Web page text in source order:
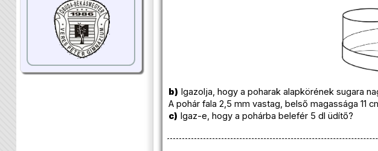
b) Igazolja, hogy a poharak alapkörének sugara
A pohár fala 2,5 mm vastag, belső magassága 11
c) Igaz-e, hogy a pohárba belefér 5 dl üdítő?